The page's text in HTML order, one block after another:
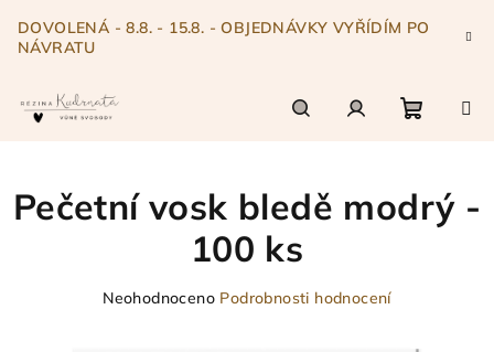
obsah
DOVOLENÁ - 8.8. - 15.8. - OBJEDNÁVKY VYŘÍDÍM PO
NÁVRATU
košík
Pečetní vosk bledě modrý -
100 ks
Průměrné
Neohodnoceno Podrobnosti hodnocení